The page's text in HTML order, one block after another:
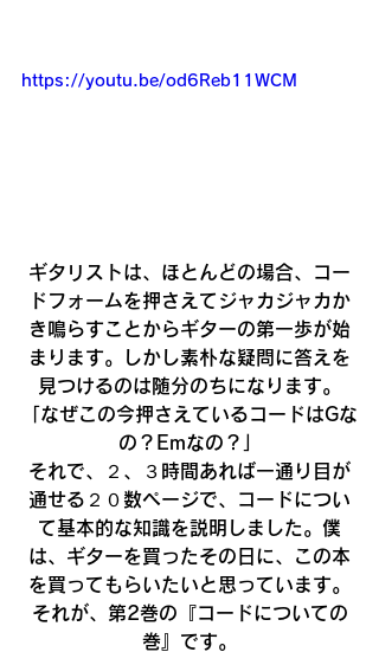
https://youtu.be/od6Reb11WCM
ギタリストは、ほとんどの場合、コー
ドフォームを押さえてジャカジャカか
き鳴らすことからギターの第一歩が始
まります。しかし素朴な疑問に答えを
見つけるのは随分のちになります。
「なぜこの今押さえているコードはGな
の？Emなの？」
それで、２、３時間あれば一通り目が
通せる２０数ページで、コードについ
て基本的な知識を説明しました。僕
は、ギターを買ったその日に、この本
を買ってもらいたいと思っています。
それが、第2巻の『コードについての
巻』です。